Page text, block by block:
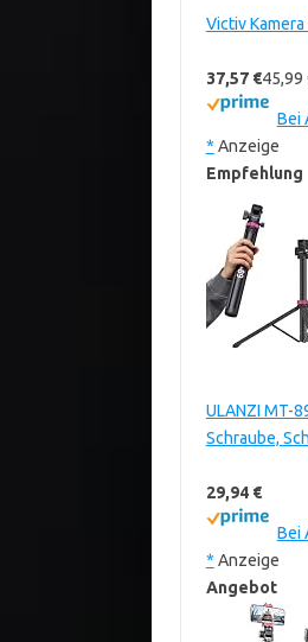
Victiv
37,57 €45,99
Bei
* Anzeige
Empfehlung
ULANZI MT-
Schraube,
29,94 €
Bei
* Anzeige
Angebot